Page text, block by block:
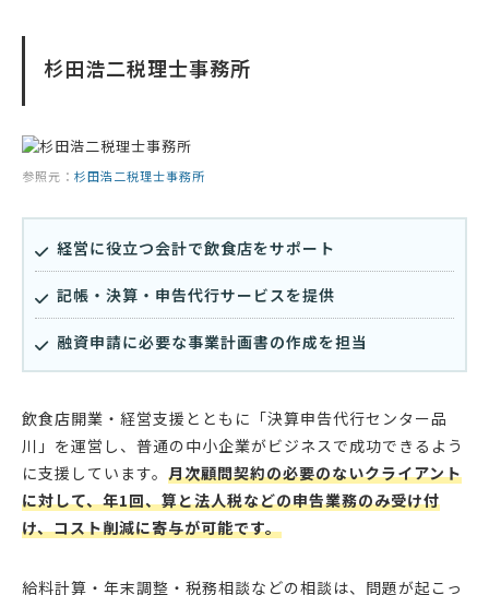
杉田浩二税理士事務所
参照元： 杉田浩二税理士事務所
経営に役立つ会計で飲食店をサポート
記帳・決算・申告代行サービスを提供
融資申請に必要な事業計画書の作成を担当
飲食店開業・経営支援とともに「決算申告代行センター品
川」を運営し、普通の中小企業がビジネスで成功できるよう
に支援しています。 月次顧問契約の必要のないクライアント
に対して、年1回、算と法人税などの申告業務のみ受け付
け、コスト削減に寄与が可能です。
給料計算・年末調整・税務相談などの相談は、問題が起こっ